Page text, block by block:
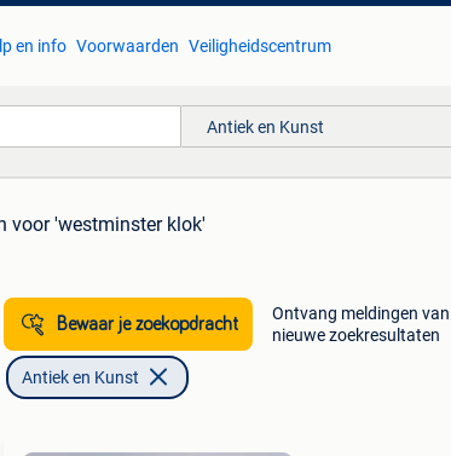
en info Voorwaarden Veiligheidscentrum
Antiek en Kunst
voor 'westminster klok'
Bewaar je zoekopdracht
Ontvang meldingen van
nieuwe zoekresultaten
Antiek en Kunst